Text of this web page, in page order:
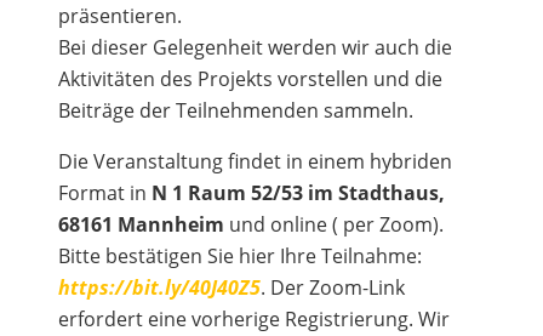
präsentieren.
Bei dieser Gelegenheit werden wir auch die
Aktivitäten des Projekts vorstellen und die
Beiträge der Teilnehmenden sammeln.
Die Veranstaltung findet in einem hybriden
Format in N 1 Raum 52/53 im Stadthaus,
68161 Mannheim und online ( per Zoom).
Bitte bestätigen Sie hier Ihre Teilnahme:
https://bit.ly/40J40Z5. Der Zoom-Link
erfordert eine vorherige Registrierung. Wir